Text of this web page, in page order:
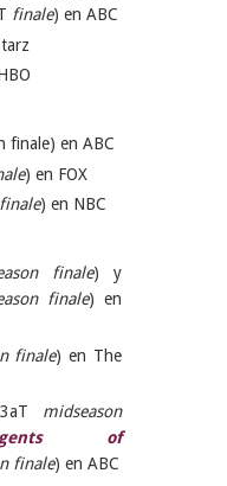
finale) en ABC
finale) en ABC
) en FOX
) en NBC
finale) y
finale) en
finale) en The
midseason
of
finale) en ABC